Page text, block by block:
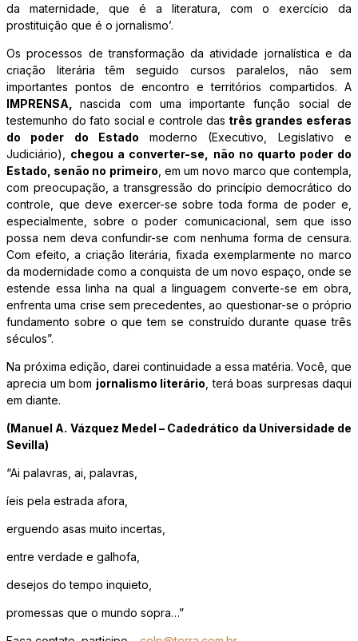
da maternidade, que é a literatura, com o exercício da
prostituição que é o jornalismo’.
Os processos de transformação da atividade jornalística e da
criação literária têm seguido cursos paralelos, não sem
importantes pontos de encontro e territórios compartidos. A
IMPRENSA,nascida com uma importante função social de
testemunho do fato social e controle das três grandes esferas
do poder do Estado moderno (Executivo, Legislativo e
Judiciário), chegou a converter-se, não no quarto poder do
Estado, senão no primeiro , em um novo marco que contempla,
com preocupação, a transgressão do princípio democrático do
controle, que deve exercer-se sobre toda forma de poder e,
especialmente, sobre o poder comunicacional, sem que isso
possa nem deva confundir-se com nenhuma forma de censura.
Com efeito, a criação literária, fixada exemplarmente no marco
da modernidade como a conquista de um novo espaço, onde se
estende essa linha na qual a linguagem converte-se em obra,
enfrenta uma crise sem precedentes, ao questionar-se o próprio
fundamento sobre o que tem se construído durante quase três
séculos”.
Na próxima edição, darei continuidade a essa matéria. Você, que
aprecia um bom jornalismo literário , terá boas surpresas daqui
em diante.
(Manuel A. Vázquez Medel – Cadedrático da Universidade de
Sevilla)
“Ai palavras, ai, palavras,
íeis pela estrada afora,
erguendo asas muito incertas,
entre verdade e galhofa,
desejos do tempo inquieto,
promessas que o mundo sopra…”